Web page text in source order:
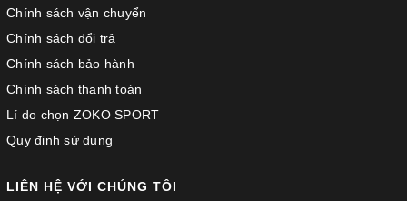
Chính sách vận chuyển
Chính sách đổi trả
Chính sách bảo hành
Chính sách thanh toán
Lí do chọn ZOKO SPORT
Quy định sử dụng
LIÊN HỆ VỚI CHÚNG TÔI